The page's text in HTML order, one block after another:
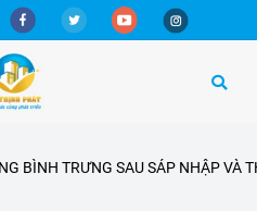
BÌNH TRƯNG SAU SÁP NHẬP VÀ